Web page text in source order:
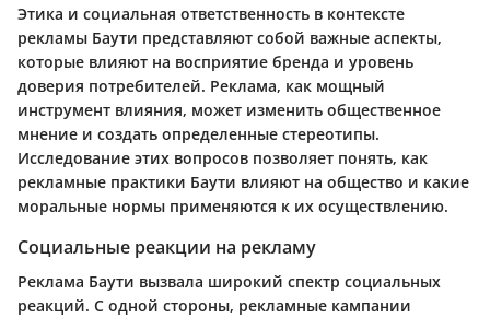
Этика и социальная ответственность в контексте
рекламы Баути представляют собой важные аспекты,
которые влияют на восприятие бренда и уровень
доверия потребителей. Реклама, как мощный
инструмент влияния, может изменить общественное
мнение и создать определенные стереотипы.
Исследование этих вопросов позволяет понять, как
рекламные практики Баути влияют на общество и какие
моральные нормы применяются к их осуществлению.
Социальные реакции на рекламу
Реклама Баути вызвала широкий спектр социальных
реакций. С одной стороны, рекламные кампании